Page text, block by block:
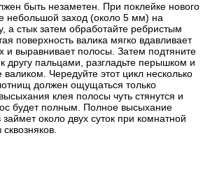
быть незаметен. При поклейке нового
небольшой заход (около 5 мм) на
а стык затем обработайте ребристым
поверхность валика мягко вдавливает
и выравнивает полосы. Затем подтяните
к другу пальцами, разгладьте перышком и
валиком. Чередуйте этот цикл несколько
должен ощущаться только
клея полосы чуть стянутся и
будет полным. Полное высыхание
около двух суток при комнатной